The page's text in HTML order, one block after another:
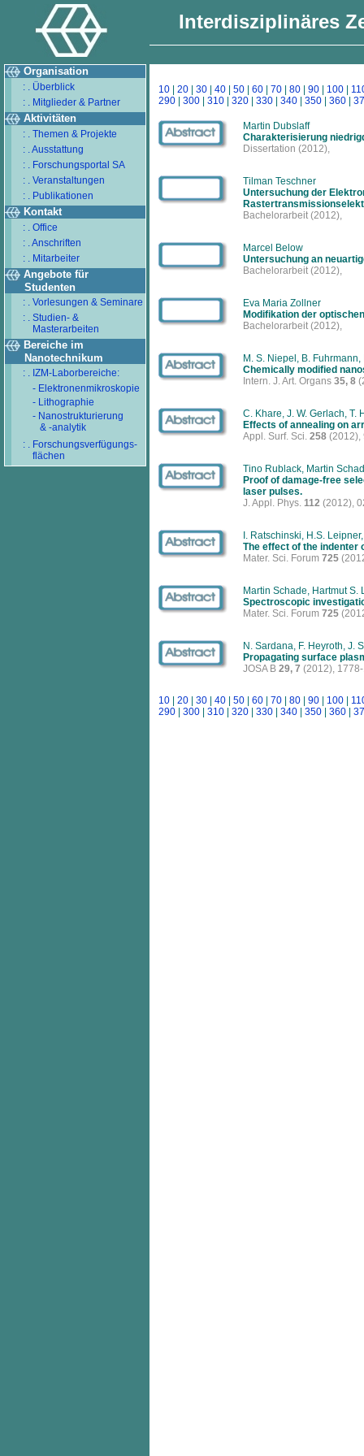
Interdisziplinäres
Organisation
: . Überblick
: . Mitglieder & Partner
Aktivitäten
: . Themen & Projekte
: . Ausstattung
: . Forschungsportal SA
: . Veranstaltungen
: . Publikationen
Kontakt
: . Office
: . Anschriften
: . Mitarbeiter
Angebote für
Studenten
: . Vorlesungen & Seminare
: . Studien- &
Masterarbeiten
Bereiche im
Nanotechnikum
: . IZM-Laborbereiche:
- Elektronenmikroskopie
- Lithographie
- Nanostrukturierung
& -analytik
: . Forschungsverfügungs-
flächen
10 20 30 40 50 60 70 80 90 100
290| 300| 310| 320| 330| 340| 350| 360|
Martin Dubslaff
Charakterisierung
Dissertation (2012),
Tilman Teschner
Untersuchung der
Bachelorarbeit (2012),
Marcel Below
Untersuchung an
Bachelorarbeit (2012),
Eva Maria Zollner
Modifikation der
Bachelorarbeit (2012),
M. S. Niepel, B. Fuhrmann,
Chemically modified
Intern. J. Art. Organs 35, 8
C. Khare, J. W. Gerlach, T.
Effects of annealing on
Appl. Surf. Sci. 258 (2012),
Tino Rublack, Martin
Proof of damage-free
laser pulses.
J. Appl. Phys. 112 (2012),
I. Ratschinski, H.S.
The effect of the indenter
Mater. Sci. Forum 725
Martin Schade, Hartmut
Spectroscopic
Mater. Sci. Forum 725
N. Sardana, F. Heyroth, J.
Propagating surface
JOSA B 29, 7 (2012),
10 20 30 40 50 60 70 80 90 100
290| 300| 310| 320| 330| 340| 350| 360|